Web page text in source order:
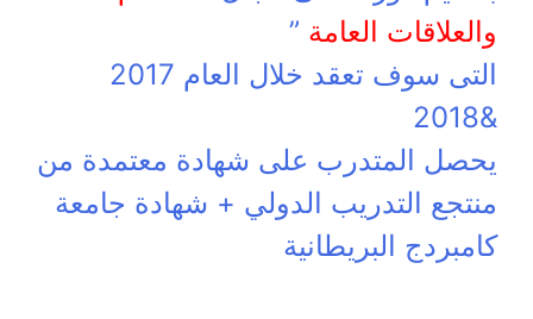
والعلاقات العامة ”
التى سوف تعقد خلال العام 2017
&2018
يحصل المتدرب على شهادة معتمدة من
منتجع التدريب الدولي + شهادة جامعة
كامبردج البريطانية